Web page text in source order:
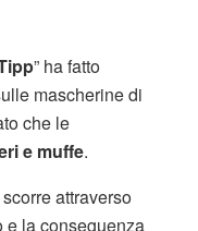
” ha fatto
mascherine di
che le
e muffe.
attraverso
e la conseguenza